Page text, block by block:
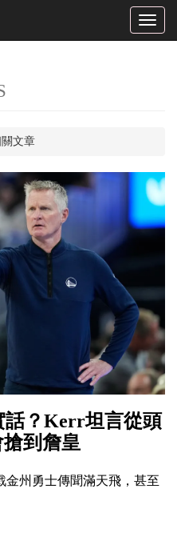
Toggle
關文章
話？Kerr坦言從頭
到詹皇
金州勇士傳聞滿天飛，甚至